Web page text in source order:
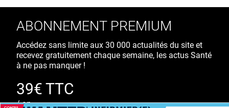
ABONNEMENT PREMIUM
Accédez sans limite aux 30 000 actualités du site et
recevez gratuitement chaque semaine, les actus Santé
à ne pas manquer !
39€ TTC
/ an